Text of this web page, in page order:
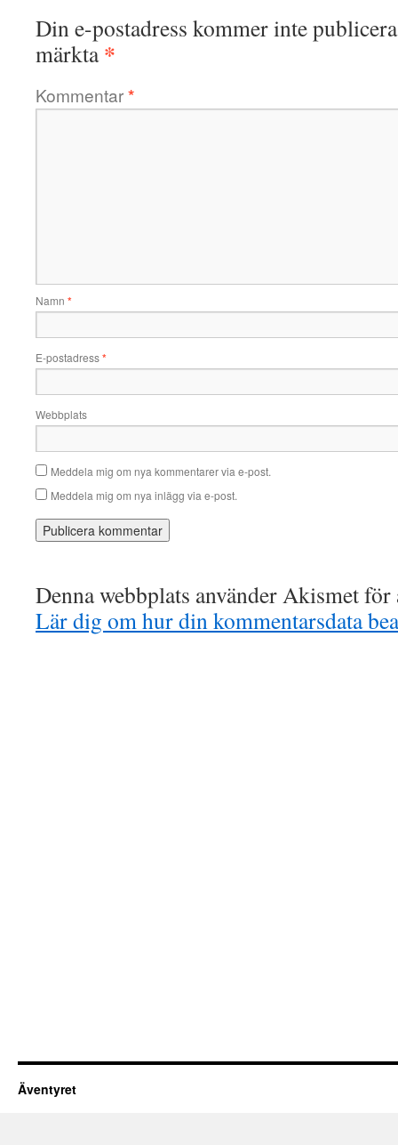
Din e-postadress kommer inte
märkta*
Kommentar*
Namn *
E-postadress*
Webbplats
Meddela mig om nya kommentarer via e-post.
Meddela mig om nya inlägg via e-post.
Denna webbplats använder Akismet
Lär dig om hur din kommentarsdata
Äventyret